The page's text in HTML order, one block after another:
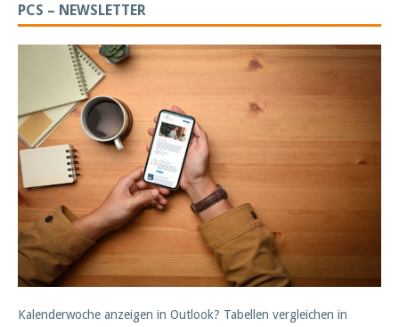
PCS – NEWSLETTER
Kalenderwoche anzeigen in Outlook? Tabellen vergleichen in